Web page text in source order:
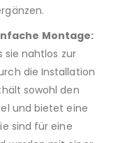
Montage:
sie nahtlos zur
die Installation
sowohl den
und bietet eine
sind für eine